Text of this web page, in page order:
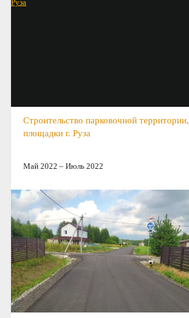
Строительство парковочной территории,
площадки г. Руза
Май 2022 – Июль 2022